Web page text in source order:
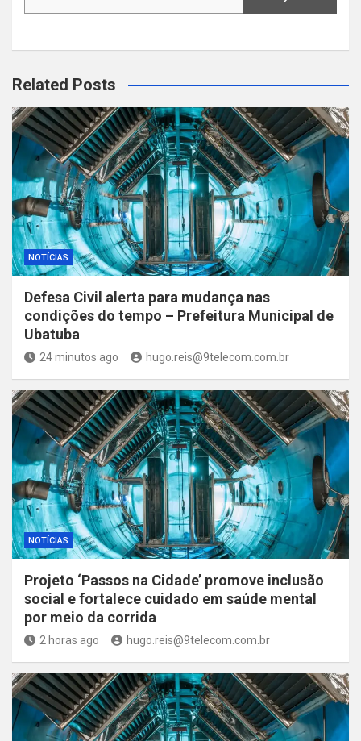
Related Posts
NOTÍCIAS
Defesa Civil alerta para mudança nas
condições do tempo – Prefeitura Municipal de
Ubatuba
24 minutos ago hugo.reis@9telecom.com.br
NOTÍCIAS
Projeto ‘Passos na Cidade’ promove inclusão
social e fortalece cuidado em saúde mental
por meio da corrida
2 horas ago hugo.reis@9telecom.com.br